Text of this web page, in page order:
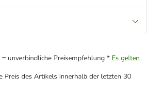
unverbindliche Preisempfehlung * Es gelten
Preis des Artikels innerhalb der letzten 30